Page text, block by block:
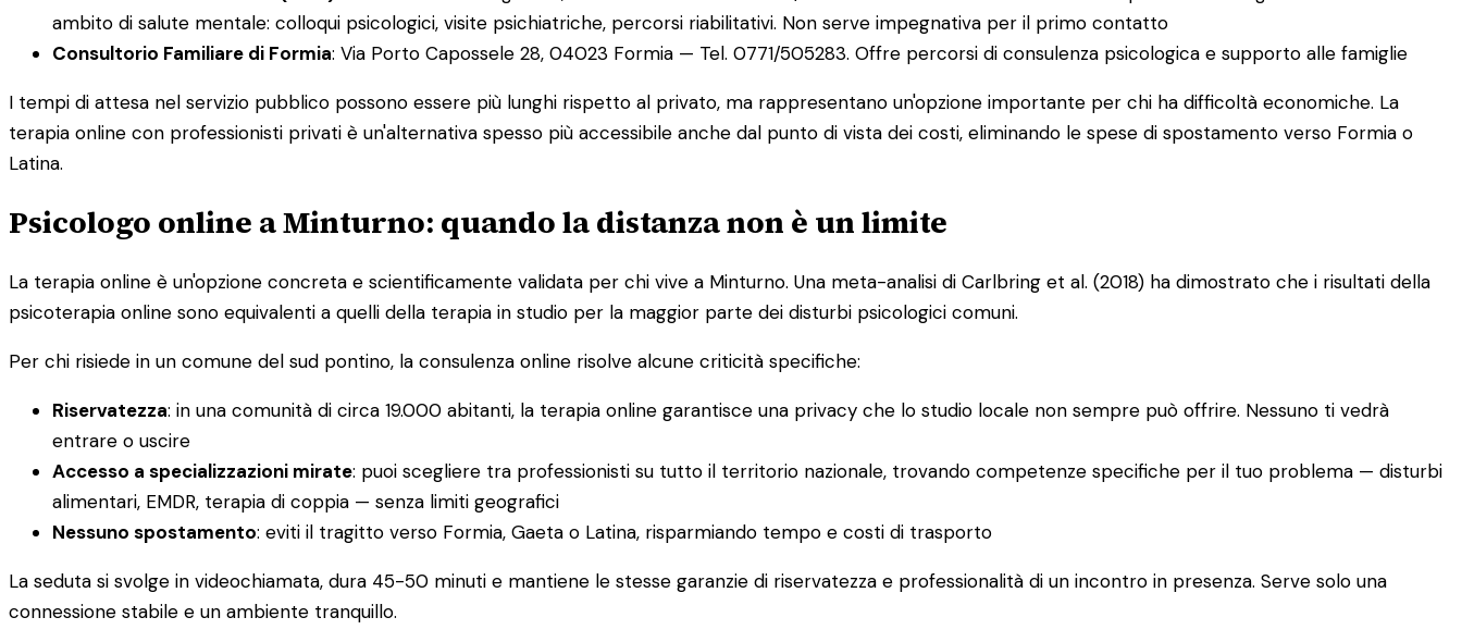
ambito di salute mentale: colloqui psicologici, visite psichiatriche, percorsi riabilitativi. Non serve impegnativa per il primo contatto
Consultorio Familiare di Formia: Via Porto Capossele 28, 04023 Formia — Tel. 0771/505283. Offre percorsi di consulenza psicologica e supporto alle famiglie
I tempi di attesa nel servizio pubblico possono essere più lunghi rispetto al privato, ma rappresentano un'opzione importante per chi ha difficoltà economiche. La
terapia online con professionisti privati è un'alternativa spesso più accessibile anche dal punto di vista dei costi, eliminando le spese di spostamento verso Formia o
Latina.
Psicologo online a Minturno: quando la distanza non è un limite
La terapia online è un'opzione concreta e scientificamente validata per chi vive a Minturno. Una meta-analisi di Carlbring et al. (2018) ha dimostrato che i risultati della
psicoterapia online sono equivalenti a quelli della terapia in studio per la maggior parte dei disturbi psicologici comuni.
Per chi risiede in un comune del sud pontino, la consulenza online risolve alcune criticità specifiche:
Riservatezza: in una comunità di circa 19.000 abitanti, la terapia online garantisce una privacy che lo studio locale non sempre può offrire. Nessuno ti vedrà
entrare o uscire
Accesso a specializzazioni mirate: puoi scegliere tra professionisti su tutto il territorio nazionale, trovando competenze specifiche per il tuo problema — disturbi
alimentari, EMDR, terapia di coppia — senza limiti geografici
Nessuno spostamento: eviti il tragitto verso Formia, Gaeta o Latina, risparmiando tempo e costi di trasporto
La seduta si svolge in videochiamata, dura 45-50 minuti e mantiene le stesse garanzie di riservatezza e professionalità di un incontro in presenza. Serve solo una
connessione stabile e un ambiente tranquillo.